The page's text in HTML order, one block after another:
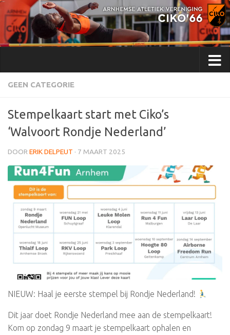
Doorgaan naar inhoud
GEEN CATEGORIE
Stempelkaart start met Ciko’s
‘Walvoort Rondje Nederland’
DOOR ERIK DELPEUT · 7 MAART 2025
NIEUW: Haal je eerste stempel bij Rondje Nederland!
Dit jaar doet Rondje Nederland mee aan de stempelkaart!
Kom op zondag 9 maart je stempelkaart ophalen en